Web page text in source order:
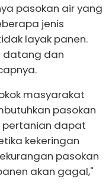
pasokan air yang
jenis
layak panen.
datang dan
masyarakat
pasokan
pertanian dapat
kekeringan
pasokan
akan gagal,"